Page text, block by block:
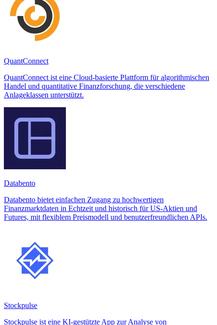
QuantConnect
QuantConnect ist eine Cloud-basierte Plattform für algorithmischen
Handel und quantitative Finanzforschung, die verschiedene
Anlageklassen unterstützt.
Databento
Databento bietet einfachen Zugang zu hochwertigen
Finanzmarktdaten in Echtzeit und historisch für US-Aktien und
Futures, mit flexiblem Preismodell und benutzerfreundlichen APIs.
Stockpulse
Stockpulse ist eine KI-gestützte App zur Analyse von